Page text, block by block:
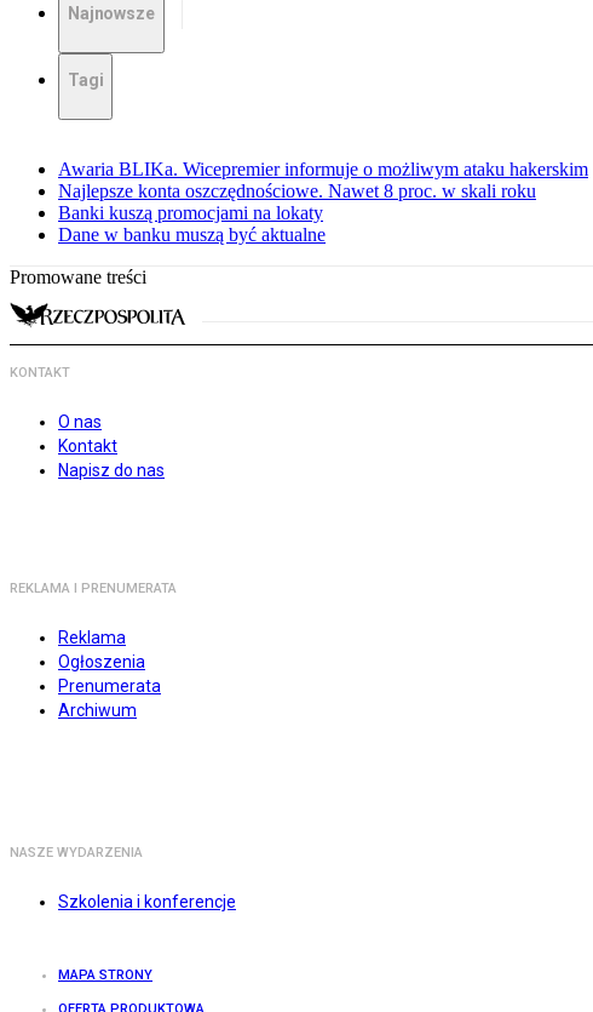
Najnowsze
Tagi
Awaria BLIKa. Wicepremier informuje o możliwym ataku hakerskim
Najlepsze konta oszczędnościowe. Nawet 8 proc. w skali roku
Banki kuszą promocjami na lokaty
Dane w banku muszą być aktualne
Promowane treści
KONTAKT
O nas
Kontakt
Napisz do nas
REKLAMA I PRENUMERATA
Reklama
Ogłoszenia
Prenumerata
Archiwum
NASZE WYDARZENIA
Szkolenia i konferencje
MAPA STRONY